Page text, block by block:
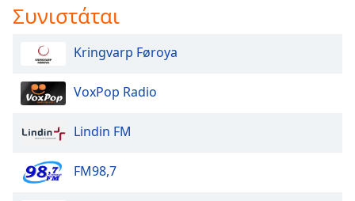
Background
Caption
Area
Συνιστάται
Kringvarp Føroya
VoxPop Radio
Lindin FM
FM98,7